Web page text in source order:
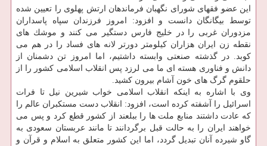
این عضو فقهای شورای نگهبان فرماندهان ارتش پهلوی را تعیین شده
توسط بیگانگان دانست و افزود: امروز فرزندان سپاه پاسداران
مزدوران غربی را در خلیج فارس دستگیر می كنند و موشك های
نقطه زن ایران هزاران كیلومتر دورتر لانه های فساد را در هم می
كوبد. در گذشته صنعتی وابسته داشتیم، اما امروز تن دشمنان از
دانش و فناوری هسته ای ما می لرزد پس انقلاب اسلامی كشور را از
حلقوم گرگ های خون آشام بیرون كشید.
وی با اشاره به اینكه انقلاب اسلامی خواب شیرین نیل تا فرات
اسرائیل را آشفته كرده است، افزود: انقلاب دست مستكبران عالم را
كه عادت داشتند منابع ملت ها را ببلعند از كشور قطع كرد و پس می
خواهند ایران را به حالت قبل برگردانند تا مانند عربستان سعودی به
گاو شیرده آنان تبدیل گردد، اما این كشور متعلق به اسلام و قرآن و